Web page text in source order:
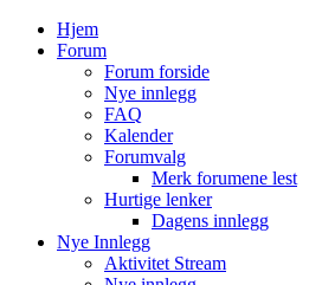
Hjem
Forum
Forum forside
Nye innlegg
FAQ
Kalender
Forumvalg
Merk forumene lest
Hurtige lenker
Dagens innlegg
Nye Innlegg
Aktivitet Stream